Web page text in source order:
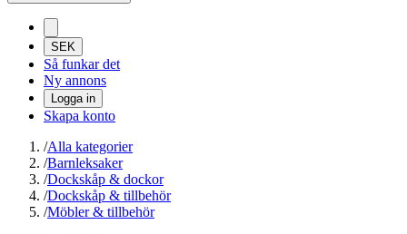
SEK
Så funkar det
Ny annons
Logga in
Skapa konto
/Alla kategorier
/Barnleksaker
/Dockskåp & dockor
/Dockskåp & tillbehör
/Möbler & tillbehör